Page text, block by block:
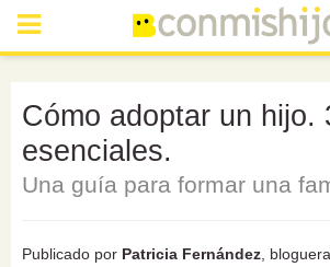
Cómo adoptar un hijo.
esenciales.
Una guía para formar una
Publicado por Patricia Fernández ,